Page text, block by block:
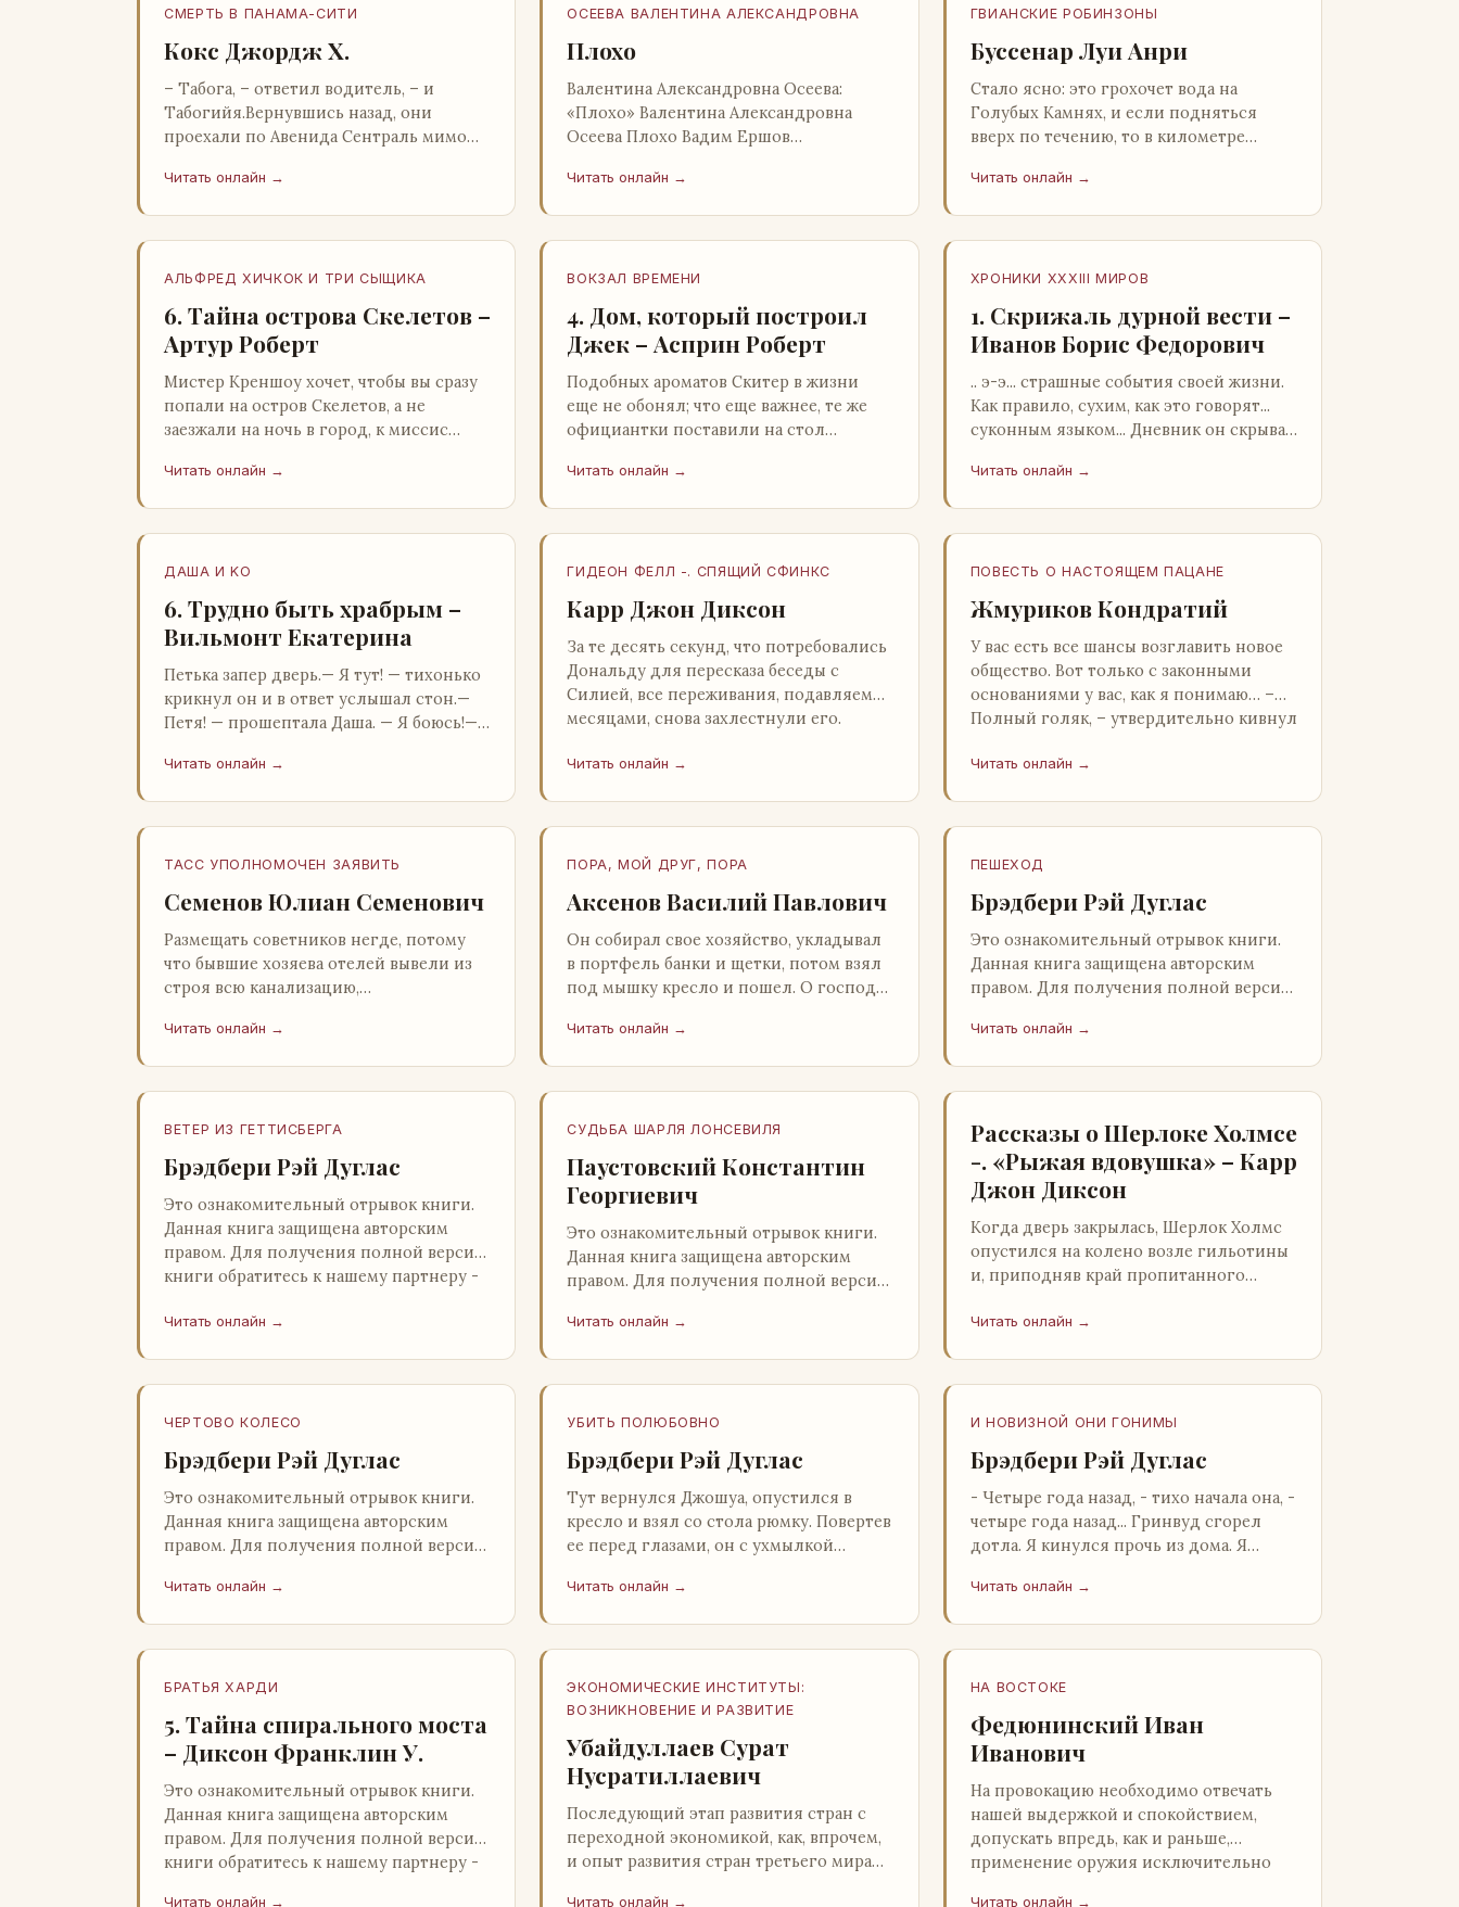
СМЕРТЬ В ПАНАМА-СИТИ
Кокс Джордж Х.
– Табога, – ответил водитель, – и
Табогийя.Вернувшись назад, они
проехали по Авенида Сентраль мимо
канала. Водитель показал Расселу
Читать онлайн →
ОСЕЕВА ВАЛЕНТИНА АЛЕКСАНДРОВНА
Плохо
Валентина Александровна Осеева:
«Плохо» Валентина Александровна
Осеева Плохо Вадим Ершов
литература; Москва; 1977 Валентина
Читать онлайн →
ГВИАНСКИЕ РОБИНЗОНЫ
Буссенар Луи Анри
Стало ясно: это грохочет вода на
Голубых Камнях, и если подняться
вверх по течению, то в километре
плота.Производя не более шуму, чем
Читать онлайн →
АЛЬФРЕД ХИЧКОК И ТРИ СЫЩИКА
6. Тайна острова Скелетов –
Артур Роберт
Мистер Креншоу хочет, чтобы вы сразу
попали на остров Скелетов, а не
заезжали на ночь в город, к миссис
пробормотал Пит.Услыхав «кризис»…
Читать онлайн →
ВОКЗАЛ ВРЕМЕНИ
4. Дом, который построил
Джек – Асприн Роберт
Подобных ароматов Скитер в жизни
еще не обонял; что еще важнее, те же
официантки поставили на стол
для снятия стрессов. Скитер опрокин…
Читать онлайн →
ХРОНИКИ XXXIII МИРОВ
1. Скрижаль дурной вести –
Иванов Борис Федорович
.. э-э... страшные события своей жизни.
Как правило, сухим, как это говорят...
суконным языком... Дневник он скрывал
Скорее всего, даже с…
Читать онлайн →
ДАША И KO
6. Трудно быть храбрым –
Вильмонт Екатерина
Петька запер дверь.— Я тут! — тихонько
крикнул он и в ответ услышал стон.—
Петя! — прошептала Даша. — Я боюсь!—
распахнул дверь в комнату.— …
Читать онлайн →
ГИДЕОН ФЕЛЛ -. СПЯЩИЙ СФИНКС
Карр Джон Диксон
За те десять секунд, что потребовались
Дональду для пересказа беседы с
Силией, все переживания, подавляемые
месяцами, снова захлестнули его.
Читать онлайн →
ПОВЕСТЬ О НАСТОЯЩЕМ ПАЦАНЕ
Жмуриков Кондратий
У вас есть все шансы возглавить новое
общество. Вот только с законными
основаниями у вас, как я понимаю… –
Полный голяк, – утвердительно кивнул
Читать онлайн →
ТАСС УПОЛНОМОЧЕН ЗАЯВИТЬ
Семенов Юлиан Семенович
Размещать советников негде, потому
что бывшие хозяева отелей вывели из
строя всю канализацию,
бензохранилища пусты.Посол СССР в
Читать онлайн →
ПОРА, МОЙ ДРУГ, ПОРА
Аксенов Василий Павлович
Он собирал свое хозяйство, укладывал
в портфель банки и щетки, потом взял
под мышку кресло и пошел. О господи,
Причины, которые заставлял…
Читать онлайн →
ПЕШЕХОД
Брэдбери Рэй Дуглас
Это ознакомительный отрывок книги.
Данная книга защищена авторским
правом. Для получения полной версии
распространителю легального ко…
Читать онлайн →
ВЕТЕР ИЗ ГЕТТИСБЕРГА
Брэдбери Рэй Дуглас
Это ознакомительный отрывок книги.
Данная книга защищена авторским
правом. Для получения полной версии
книги обратитесь к нашему партнеру -
Читать онлайн →
СУДЬБА ШАРЛЯ ЛОНСЕВИЛЯ
Паустовский Константин
Георгиевич
Это ознакомительный отрывок книги.
Данная книга защищена авторским
правом. Для получения полной версии
распространителю легального ко…
Читать онлайн →
Рассказы о Шерлоке Холмсе
-. «Рыжая вдовушка» – Карр
Джон Диксон
Когда дверь закрылась, Шерлок Холмс
опустился на колено возле гильотины
и, приподняв край пропитанного
кошмар, который скрывался под ним…
Читать онлайн →
ЧЕРТОВО КОЛЕСО
Брэдбери Рэй Дуглас
Это ознакомительный отрывок книги.
Данная книга защищена авторским
правом. Для получения полной версии
распространителю легального ко…
Читать онлайн →
УБИТЬ ПОЛЮБОВНО
Брэдбери Рэй Дуглас
Тут вернулся Джошуа, опустился в
кресло и взял со стола рюмку. Повертев
ее перед глазами, он с ухмылкой
о чем? - с невинным видом с…
Читать онлайн →
И НОВИЗНОЙ ОНИ ГОНИМЫ
Брэдбери Рэй Дуглас
- Четыре года назад, - тихо начала она, -
четыре года назад... Гринвуд сгорел
дотла. Я кинулся прочь из дома. Я
вскрикнул я. - Сгорел…
Читать онлайн →
БРАТЬЯ ХАРДИ
5. Тайна спирального моста
– Диксон Франклин У.
Это ознакомительный отрывок книги.
Данная книга защищена авторским
правом. Для получения полной версии
книги обратитесь к нашему партнеру -
Читать онлайн →
ЭКОНОМИЧЕСКИЕ ИНСТИТУТЫ:
ВОЗНИКНОВЕНИЕ И РАЗВИТИЕ
Убайдуллаев Сурат
Нусратиллаевич
Последующий этап развития стран с
переходной экономикой, как, впрочем,
и опыт развития стран третьего мира
Читать онлайн →
НА ВОСТОКЕ
Федюнинский Иван
Иванович
На провокацию необходимо отвечать
нашей выдержкой и спокойствием,
допускать впредь, как и раньше,
применение оружия исключительно
Читать онлайн →